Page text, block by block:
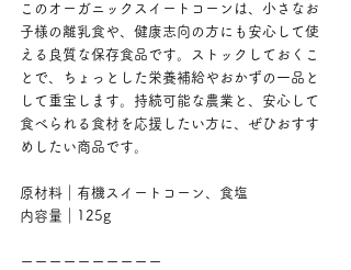
このオーガニックスイートコーンは、小さなお
子様の離乳食や、健康志向の方にも安心して使
える良質な保存食品です。ストックしておくこ
とで、ちょっとした栄養補給やおかずの一品と
して重宝します。持続可能な農業と、安心して
食べられる食材を応援したい方に、ぜひおすす
めしたい商品です。
原材料｜有機スイートコーン、食塩
内容量｜125g
ーーーーーーーーーー